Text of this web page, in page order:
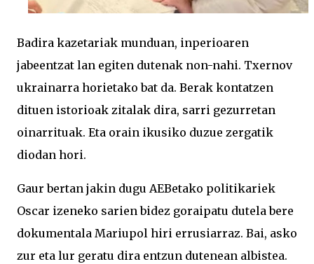
Badira kazetariak munduan, inperioaren
jabeentzat lan egiten dutenak non-nahi. Txernov
ukrainarra horietako bat da. Berak kontatzen
dituen istorioak zitalak dira, sarri gezurretan
oinarrituak. Eta orain ikusiko duzue zergatik
diodan hori.
Gaur bertan jakin dugu AEBetako politikariek
Oscar izeneko sarien bidez goraipatu dutela bere
dokumentala Mariupol hiri errusiarraz. Bai, asko
zur eta lur geratu dira entzun dutenean albistea.